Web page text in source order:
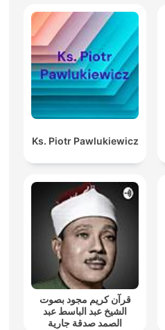
Ks. Piotr Pawlukiewicz
قرآن كريم مجود بصوت
الشيخ عبد الباسط عبد
الصمد صدقة جارية